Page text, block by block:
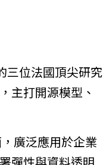
三位法國頂尖研究
主打開源模型、
廣泛應用於企業